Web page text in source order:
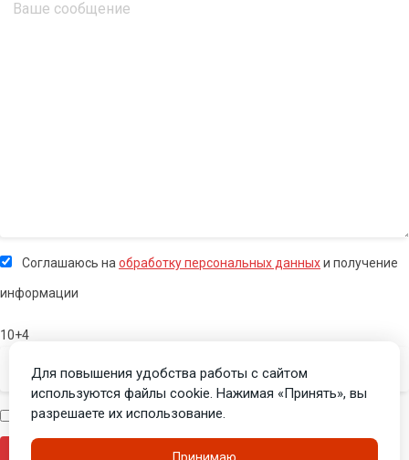
Соглашаюсь на обработку персональных данныхи получение
информации
10+4
Я человек
Для повышения удобства работы с сайтом
используются файлы cookie. Нажимая «Принять», вы
разрешаете их использование.
Принимаю